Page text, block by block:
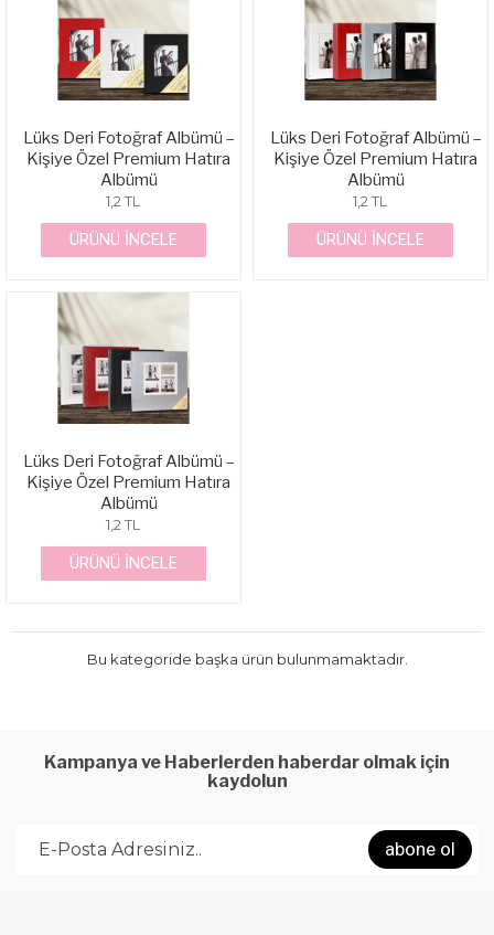
Lüks Deri Fotoğraf Albümü –
Kişiye Özel Premium Hatıra
Albümü
1,2 TL
ÜRÜNÜ İNCELE
Lüks Deri Fotoğraf Albümü –
Kişiye Özel Premium Hatıra
Albümü
1,2 TL
ÜRÜNÜ İNCELE
Lüks Deri Fotoğraf Albümü –
Kişiye Özel Premium Hatıra
Albümü
1,2 TL
ÜRÜNÜ İNCELE
Bu kategoride başka ürün bulunmamaktadır.
Kampanya ve Haberlerden haberdar olmak için
kaydolun
abone ol